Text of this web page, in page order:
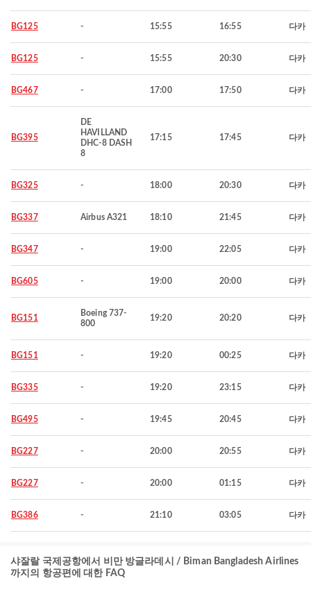
BG125 - 15:55 16:55 다카
BG125 - 15:55 20:30 다카
BG467 - 17:00 17:50 다카
BG395
DE
HAVILLAND
DHC-8 DASH
8
17:15 17:45 다카
BG325 - 18:00 20:30 다카
BG337 Airbus A321 18:10 21:45 다카
BG347 - 19:00 22:05 다카
BG605 - 19:00 20:00 다카
BG151
Boeing 737-
800
19:20 20:20 다카
BG151 - 19:20 00:25 다카
BG335 - 19:20 23:15 다카
BG495 - 19:45 20:45 다카
BG227 - 20:00 20:55 다카
BG227 - 20:00 01:15 다카
BG386 - 21:10 03:05 다카
샤잘랄 국제공항에서 비만 방글라데시 / Biman Bangladesh Airlines
까지의 항공편에 대한 FAQ